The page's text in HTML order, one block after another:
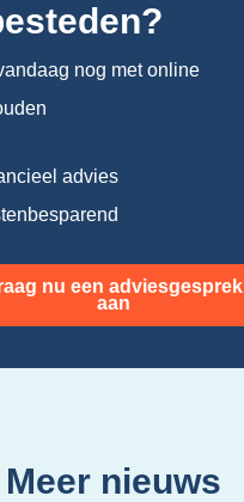
nog met online
advies
nu een adviesgesprek
aan
Meer nieuws